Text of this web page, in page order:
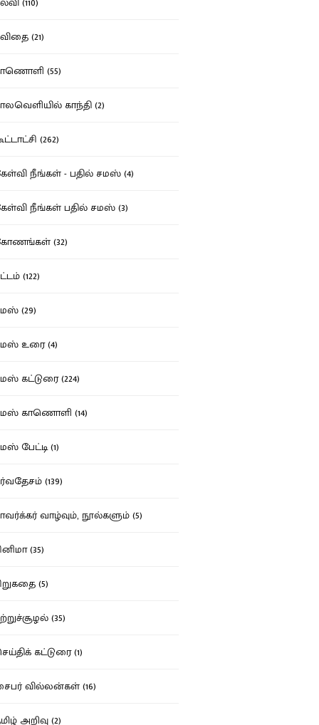
(21)
(55)
காந்தி (2)
(262)
நீங்கள் - பதில் சமஸ் (4)
நீங்கள் பதில் சமஸ் (3)
(32)
(122)
(29)
உரை (4)
கட்டுரை (224)
காணொளி (14)
பேட்டி (1)
(139)
வாழ்வும், நூல்களும் (5)
(35)
(5)
(35)
கட்டுரை (1)
வில்லன்கள் (16)
அறிவு (2)